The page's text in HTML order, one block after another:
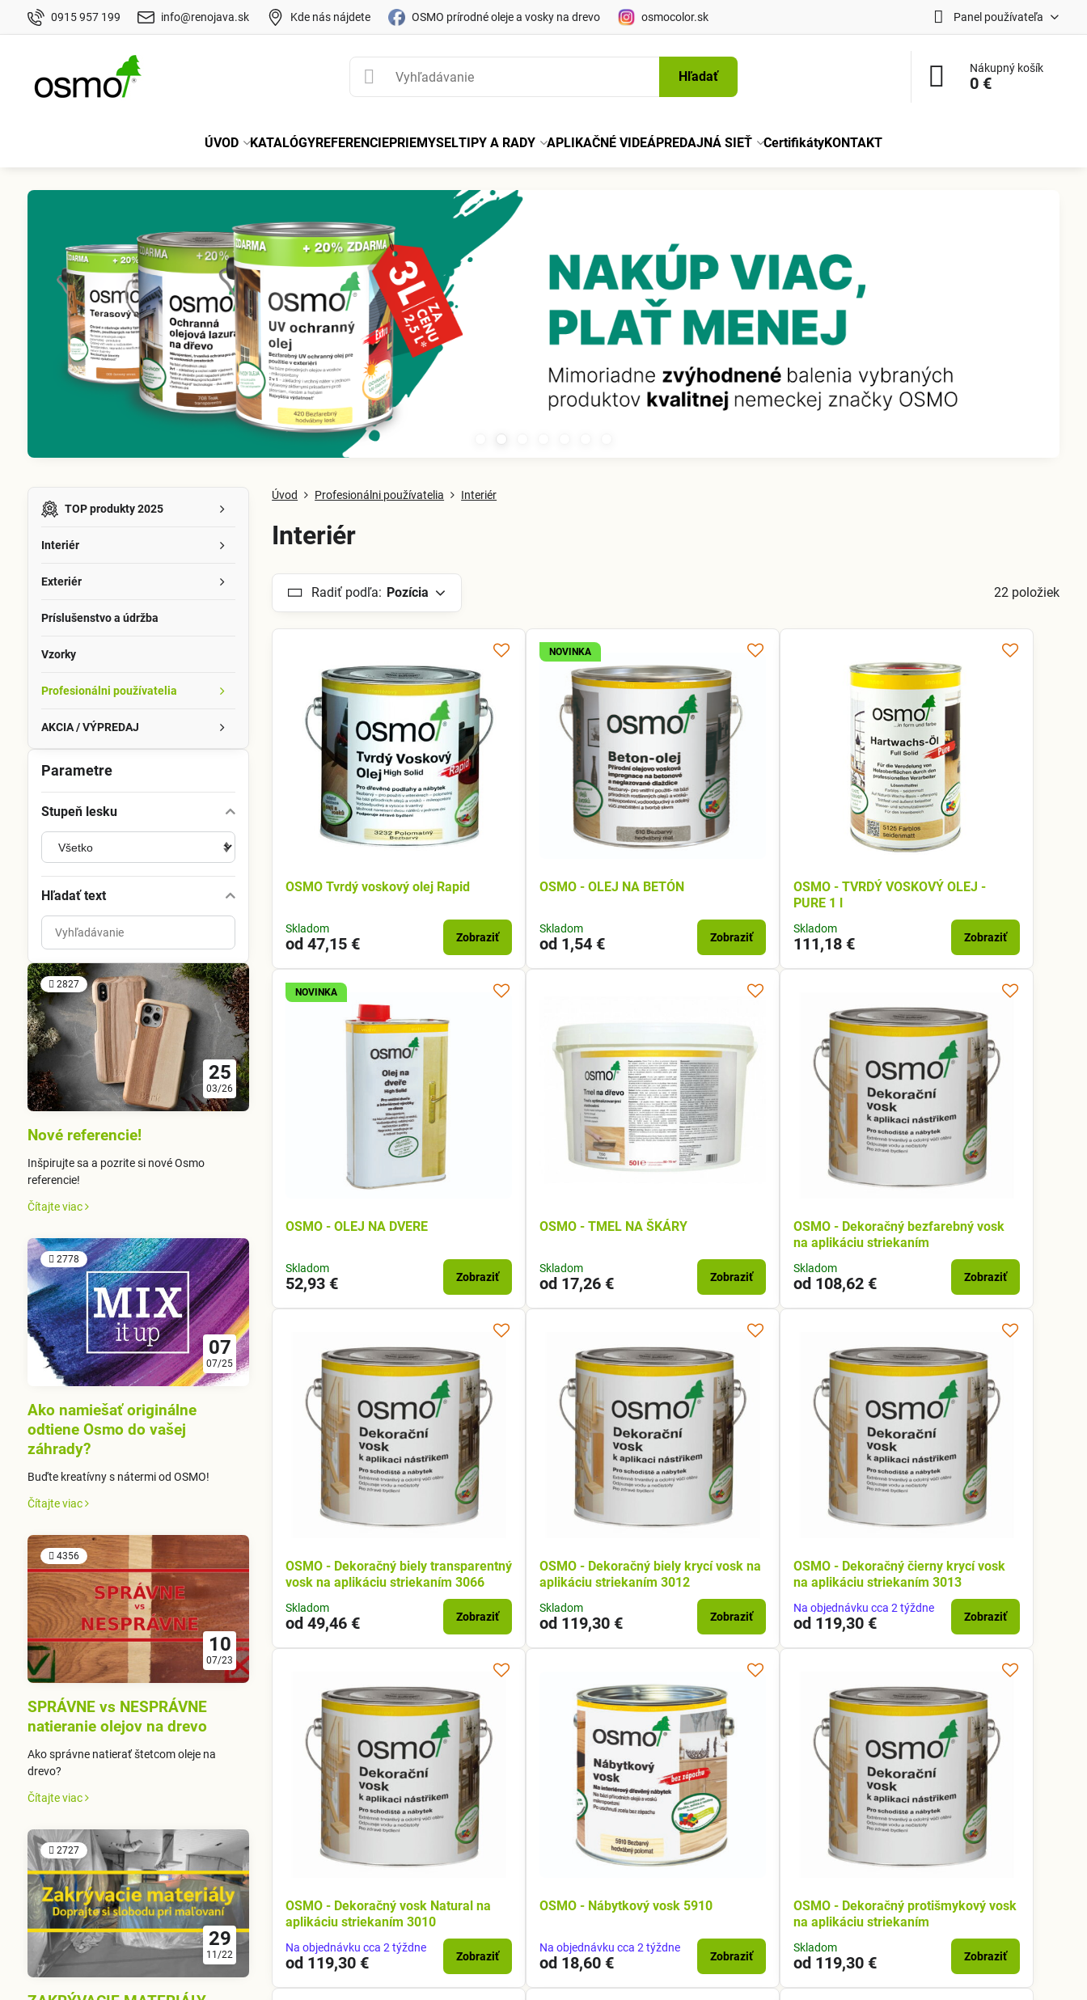
0915 957 199 info@renojava.sk Kde nás nájdete OSMO prírodné oleje a vosky na drevo osmocolor.sk Panel používateľa
Hľadať
Nákupný košík
0 €
ÚVOD KATALÓGYREFERENCIEPRIEMYSELTIPY A RADY APLIKAČNÉ VIDEÁPREDAJNÁ SIEŤ CertifikátyKONTAKT
Úvod Profesionálni používatelia Interiér
Interiér
Radiť podľa: Pozícia 22 položiek
OSMO Tvrdý voskový olej Rapid
Skladom
od 47,15 € Zobraziť
NOVINKA
OSMO - OLEJ NA BETÓN
Skladom
od 1,54 € Zobraziť
OSMO - TVRDÝ VOSKOVÝ OLEJ -
PURE 1 l
Skladom
111,18 € Zobraziť
NOVINKA
OSMO - OLEJ NA DVERE
Skladom
52,93 € Zobraziť
OSMO - TMEL NA ŠKÁRY
Skladom
od 17,26 € Zobraziť
OSMO - Dekoračný bezfarebný vosk
na aplikáciu striekaním
Skladom
od 108,62 € Zobraziť
OSMO - Dekoračný biely transparentný
vosk na aplikáciu striekaním 3066
Skladom
od 49,46 € Zobraziť
OSMO - Dekoračný biely krycí vosk na
aplikáciu striekaním 3012
Skladom
od 119,30 € Zobraziť
OSMO - Dekoračný čierny krycí vosk
na aplikáciu striekaním 3013
Na objednávku cca 2 týždne
od 119,30 € Zobraziť
OSMO - Dekoračný vosk Natural na
aplikáciu striekaním 3010
Na objednávku cca 2 týždne
od 119,30 € Zobraziť
OSMO - Nábytkový vosk 5910
Na objednávku cca 2 týždne
od 18,60 € Zobraziť
OSMO - Dekoračný protišmykový vosk
na aplikáciu striekaním
Skladom
od 119,30 € Zobraziť
Parametre
Stupeň lesku
Hľadať text
Prehľadať
výsledky
filtra
fulltextom
TOP produkty 2025
Interiér
Exteriér
Príslušenstvo a údržba
Vzorky
Profesionálni používatelia
AKCIA / VÝPREDAJ
2827
25
03/26
Nové referencie!
Inšpirujte sa a pozrite si nové Osmo
referencie!
Čítajte viac
2778
07
07/25
Ako namiešať originálne
odtiene Osmo do vašej
záhrady?
Buďte kreatívny s nátermi od OSMO!
Čítajte viac
4356
10
07/23
SPRÁVNE vs NESPRÁVNE
natieranie olejov na drevo
Ako správne natierať štetcom oleje na
drevo?
Čítajte viac
2727
29
11/22